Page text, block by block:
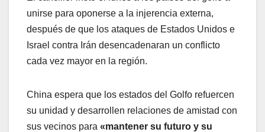
unirse para oponerse a la injerencia externa,
después de que los ataques de Estados Unidos e
Israel contra Irán desencadenaran un conflicto
cada vez mayor en la región.
China espera que los estados del Golfo refuercen
su unidad y desarrollen relaciones de amistad con
sus vecinos para «mantener su futuro y su